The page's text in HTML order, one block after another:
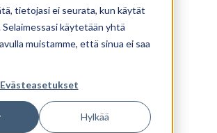
tietojasi ei seurata, kun käytät
käytetään yhtä
muistamme, että sinua ei saa
Evästeasetukset
Hylkää